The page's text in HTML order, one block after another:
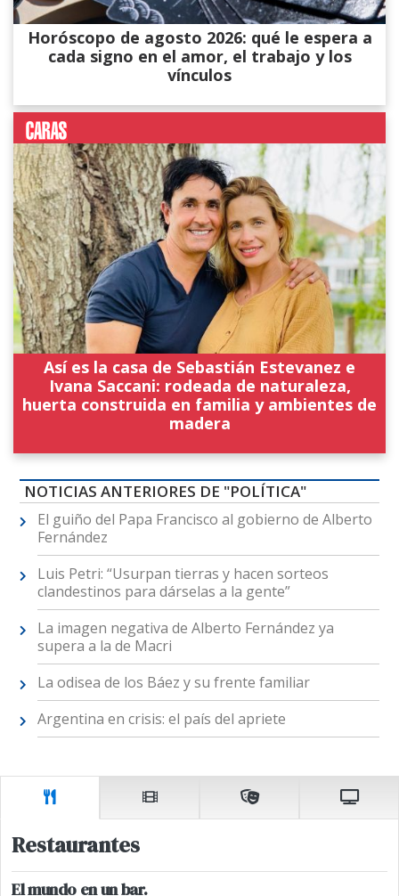
Horóscopo de agosto 2026: qué le espera a
cada signo en el amor, el trabajo y los
vínculos
Así es la casa de Sebastián Estevanez e
Ivana Saccani: rodeada de naturaleza,
huerta construida en familia y ambientes de
madera
NOTICIAS ANTERIORES DE "POLÍTICA"
El guiño del Papa Francisco al gobierno de Alberto
Fernández
Luis Petri: “Usurpan tierras y hacen sorteos
clandestinos para dárselas a la gente”
La imagen negativa de Alberto Fernández ya
supera a la de Macri
La odisea de los Báez y su frente familiar
Argentina en crisis: el país del apriete
Restaurantes
El mundo en un bar.